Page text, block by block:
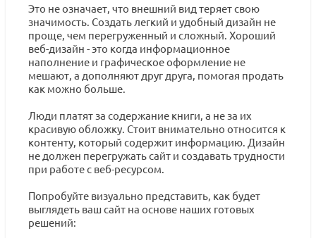
Это не означает, что внешний вид теряет свою
значимость. Создать легкий и удобный дизайн не
проще, чем перегруженный и сложный. Хороший
веб-дизайн - это когда информационное
наполнение и графическое оформление не
мешают, а дополняют друг друга, помогая продать
как можно больше.
Люди платят за содержание книги, а не за их
красивую обложку. Стоит внимательно относится к
контенту, который содержит информацию. Дизайн
не должен перегружать сайт и создавать трудности
при работе с веб-ресурсом.
Попробуйте визуально представить, как будет
выглядеть ваш сайт на основе наших готовых
решений: